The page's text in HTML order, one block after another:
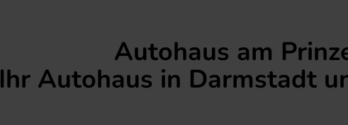
Autohaus am
Ihr Autohaus in Darmstadt